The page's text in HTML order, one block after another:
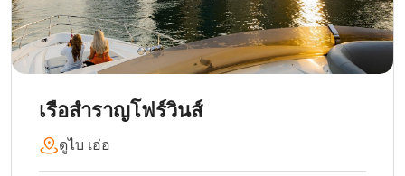
เรือสำราญโฟร์วินส์
ดูไบ เอ่อ